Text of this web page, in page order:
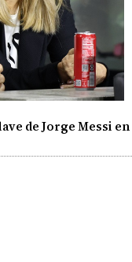
de Jorge Messi en